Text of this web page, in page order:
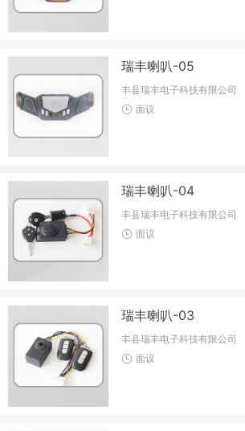
瑞丰喇叭-05
丰县瑞丰电子科技有限公司
面议
瑞丰喇叭-04
丰县瑞丰电子科技有限公司
面议
瑞丰喇叭-03
丰县瑞丰电子科技有限公司
面议